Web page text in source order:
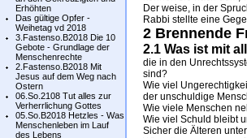
Erhöhten
Das gültige Opfer -
Weihetag vd 2018
3.Fastenso.B2018 Die 10
Gebote - Grundlage der
Menschenrechte
2.Fastenso.B2018 Mit
Jesus auf dem Weg nach
Ostern
06.So.2108 Tut alles zur
Verherrlichung Gottes
05.So.B2018 Hetzles - Was
Menschenleben im Lauf
des Lebens
Der weise, in der
Rabbi stellte eine
2 Brennende
2.1 Was ist mit
die in den
sind?
Wie viel
der unschuldige
Wie viele Menschen
Wie viel Schuld bleibt
Sicher die Älteren